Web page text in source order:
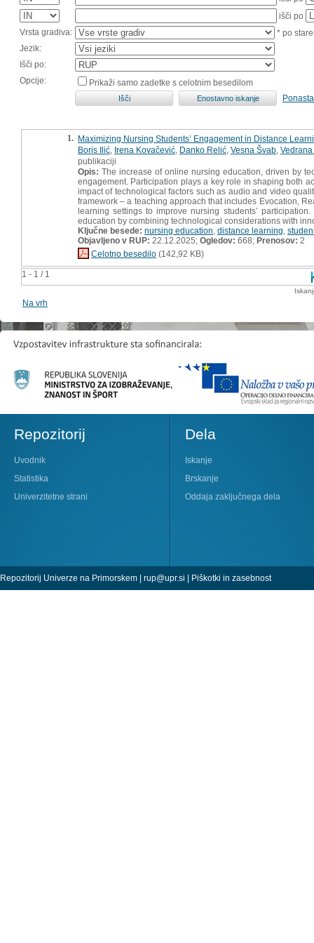
išči po
Vrsta gradiva:
* po
Jezik:
Išči po:
Opcije:
Prikaži samo zadetke s celotnim besedilom
1 - 1 / 1
1. Maximizing Nursing Students’ Engagement in Distance
Boris Ilić Irena Kovačević Danko Relić Vesna Švab
publikaciji
Opis: The increase of online nursing education, driven by
engagement. Participation plays a key role in shaping both
impact of technological factors such as audio and video
framework – a teaching approach that includes Evocation,
learning settings to improve nursing students’
education by combining technological considerations with
Ključne besede: nursing education distance learning
Objavljeno v RUP: 22.12.2025; Ogledov: 668; Prenosov: 2
Celotno besedilo (142,92 KB)
Na vrh
Repozitorij
Uvodnik
Statistika
Univerzitetne strani
Dela
Iskanje
Brskanje
Oddaja zaključnega dela
Repozitorij Univerze na Primorskem | rup@upr.si | Piškotki in zasebnost